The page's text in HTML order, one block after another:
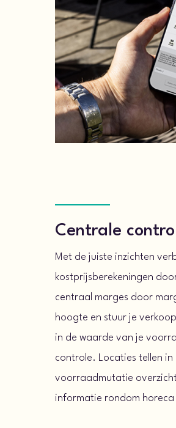
Centrale
Met de juiste inzichten
kostprijsberekeningen
centraal marges door
hoogte en stuur je
in de waarde van je
controle. Locaties tellen in
voorraadmutatie
informatie rondom